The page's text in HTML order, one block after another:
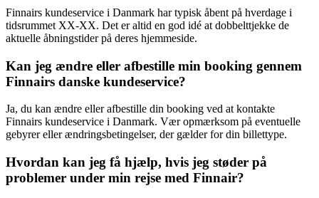
Finnairs kundeservice i Danmark har typisk åbent på hverdage i
tidsrummet XX-XX. Det er altid en god idé at dobbelttjekke de
aktuelle åbningstider på deres hjemmeside.
Kan jeg ændre eller afbestille min booking gennem
Finnairs danske kundeservice?
Ja, du kan ændre eller afbestille din booking ved at kontakte
Finnairs kundeservice i Danmark. Vær opmærksom på eventuelle
gebyrer eller ændringsbetingelser, der gælder for din billettype.
Hvordan kan jeg få hjælp, hvis jeg støder på
problemer under min rejse med Finnair?